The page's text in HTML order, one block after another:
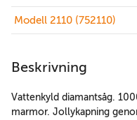
Modell 2110 (752110)
Beskrivning
Vattenkyld diamantsåg.
marmor. Jollykapning